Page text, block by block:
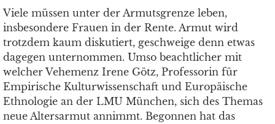
Viele müssen unter der Armutsgrenze leben,
insbesondere Frauen in der Rente. Armut wird
trotzdem kaum diskutiert, geschweige denn etwas
dagegen unternommen. Umso beachtlicher mit
welcher Vehemenz Irene Götz, Professorin für
Empirische Kulturwissenschaft und Europäische
Ethnologie an der LMU München, sich des Themas
neue Altersarmut annimmt. Begonnen hat das